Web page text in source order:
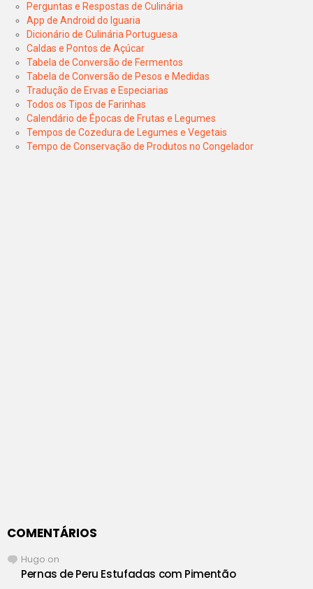
Perguntas e Respostas de Culinária
App de Android do Iguaria
Dicionário de Culinária Portuguesa
Caldas e Pontos de Açúcar
Tabela de Conversão de Fermentos
Tabela de Conversão de Pesos e Medidas
Tradução de Ervas e Especiarias
Todos os Tipos de Farinhas
Calendário de Épocas de Frutas e Legumes
Tempos de Cozedura de Legumes e Vegetais
Tempo de Conservação de Produtos no Congelador
COMENTÁRIOS
Hugo on
Pernas de Peru Estufadas com Pimentão